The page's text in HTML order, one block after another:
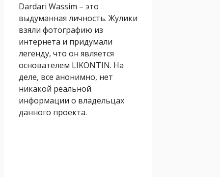
Dardari Wassim – это
выдуманная личность. Жулики
взяли фотографию из
интернета и придумали
легенду, что он является
основателем LIKONTIN. На
деле, все анонимно, нет
никакой реальной
информации о владельцах
данного проекта.